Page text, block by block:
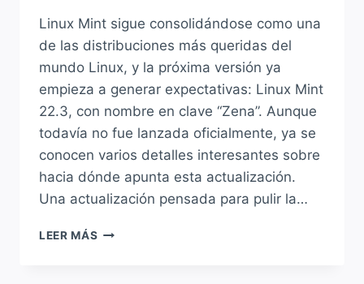
Linux Mint sigue consolidándose como una
de las distribuciones más queridas del
mundo Linux, y la próxima versión ya
empieza a generar expectativas: Linux Mint
22.3, con nombre en clave “Zena”. Aunque
todavía no fue lanzada oficialmente, ya se
conocen varios detalles interesantes sobre
hacia dónde apunta esta actualización.
Una actualización pensada para pulir la…
LEER MÁS LINUX